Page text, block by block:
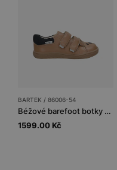
BARTEK / 86006-54
Béžové barefoot botky pro děti s medvídkem na špičce BARTEK 86006-54
1599.00 Kč